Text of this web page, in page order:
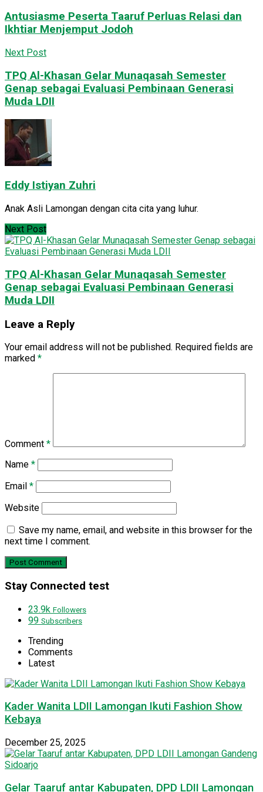
Antusiasme Peserta Taaruf Perluas Relasi dan
Ikhtiar Menjemput Jodoh
Next Post
​TPQ Al-Khasan Gelar Munaqasah Semester
Genap sebagai Evaluasi Pembinaan Generasi
Muda LDII
Eddy Istiyan Zuhri
Anak Asli Lamongan dengan cita cita yang luhur.
Next Post
​TPQ Al-Khasan Gelar Munaqasah Semester
Genap sebagai Evaluasi Pembinaan Generasi
Muda LDII
Leave a Reply
Your email address will not be published. Required fields are
marked *
Comment *
Name *
Email *
Website
Save my name, email, and website in this browser for the
next time I comment.
Stay Connected test
23.9k Followers
99 Subscribers
Trending
Comments
Latest
Kader Wanita LDII Lamongan Ikuti Fashion Show
Kebaya
December 25, 2025
Gelar Taaruf antar Kabupaten, DPD LDII Lamongan